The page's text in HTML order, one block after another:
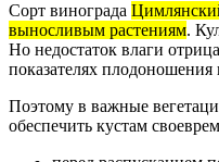
Сорт винограда
выносливым растениям.
Но недостаток влаги
показателях плодоношения
Поэтому в важные
обеспечить кустам